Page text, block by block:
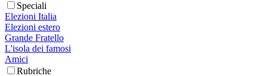
Speciali
Elezioni Italia
Elezioni estero
Grande Fratello
L'isola dei famosi
Amici
Rubriche